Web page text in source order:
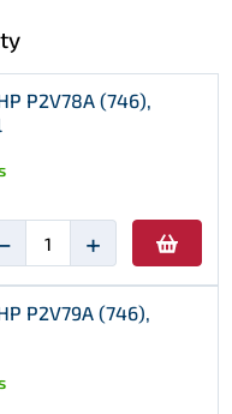
P2V78A (746),
+
P2V79A (746),